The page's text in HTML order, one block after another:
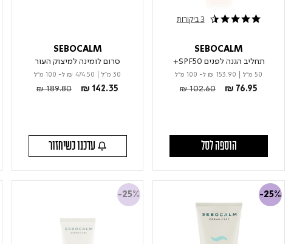
4.7 star rating 3 ביקורות
SEBOCALM
תחליב הגנה לפנים SPF50+
50 מ"ל ₪ 153.90 ל- 100 מ"ל
₪ 76.95
Price reduced from
₪ 102.60
to
הוספה לסל
SEBOCALM
סרום לומינה למיצוק העור
30 מ"ל ₪ 474.50 ל- 100 מ"ל
₪ 142.35
Price reduced from
₪ 189.80
to
-25%
-25%